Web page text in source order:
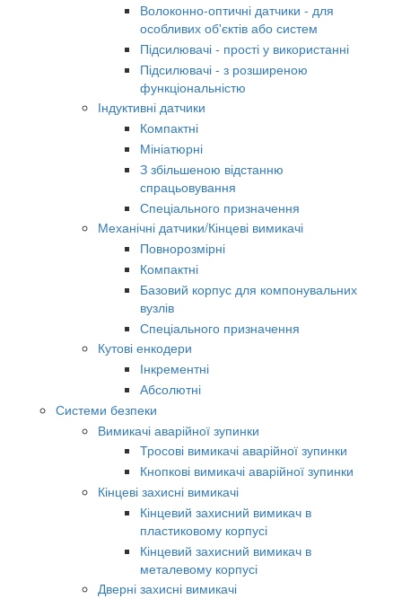
Волоконно-оптичні датчики - для
особливих об'єктів або систем
Підсилювачі - прості у використанні
Підсилювачі - з розширеною
функціональністю
Індуктивні датчики
Компактні
Мініатюрні
З збільшеною відстанню
спрацьовування
Спеціального призначення
Механічні датчики/Кінцеві вимикачі
Повнорозмірні
Компактні
Базовий корпус для компонувальних
вузлів
Спеціального призначення
Кутові енкодери
Інкрементні
Абсолютні
Системи безпеки
Вимикачі аварійної зупинки
Тросові вимикачі аварійної зупинки
Кнопкові вимикачі аварійної зупинки
Кінцеві захисні вимикачі
Кінцевий захисний вимикач в
пластиковому корпусі
Кінцевий захисний вимикач в
металевому корпусі
Дверні захисні вимикачі